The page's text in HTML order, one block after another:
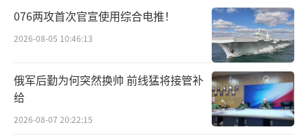
076两攻首次官宣使用综合电推！
2026-08-05 10:46:13
俄军后勤为何突然换帅 前线猛将接管补
给
2026-08-07 20:22:15